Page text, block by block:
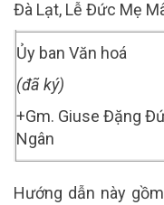
Đà Lạt, Lễ Đức Mẹ
Ủy ban Văn hoá
(đã ký)
+Gm. Giuse Đặng
Ngân
Hướng dẫn này